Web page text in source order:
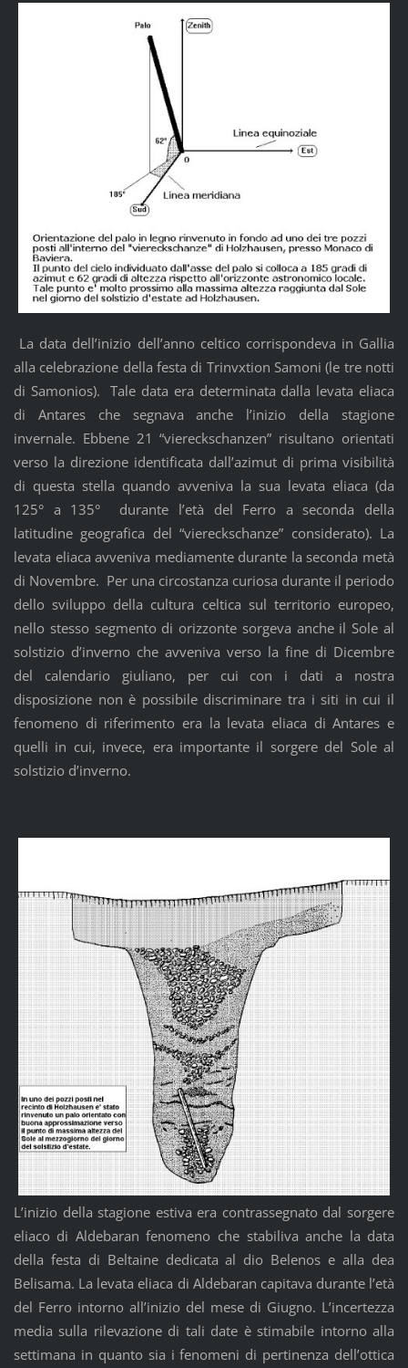
La data dell’inizio dell’anno celtico corrispondeva in Gallia
alla celebrazione della festa di Trinvxtion Samoni (le tre notti
di Samonios). Tale data era determinata dalla levata eliaca
di Antares che segnava anche l’inizio della stagione
invernale. Ebbene 21 “viereckschanzen” risultano orientati
verso la direzione identificata dall’azimut di prima visibilità
di questa stella quando avveniva la sua levata eliaca (da
125° a 135° durante l’età del Ferro a seconda della
latitudine geografica del “viereckschanze” considerato). La
levata eliaca avveniva mediamente durante la seconda metà
di Novembre. Per una circostanza curiosa durante il periodo
dello sviluppo della cultura celtica sul territorio europeo,
nello stesso segmento di orizzonte sorgeva anche il Sole al
solstizio d’inverno che avveniva verso la fine di Dicembre
del calendario giuliano, per cui con i dati a nostra
disposizione non è possibile discriminare tra i siti in cui il
fenomeno di riferimento era la levata eliaca di Antares e
quelli in cui, invece, era importante il sorgere del Sole al
solstizio d’inverno.
L’inizio della stagione estiva era contrassegnato dal sorgere
eliaco di Aldebaran fenomeno che stabiliva anche la data
della festa di Beltaine dedicata al dio Belenos e alla dea
Belisama. La levata eliaca di Aldebaran capitava durante l’età
del Ferro intorno all’inizio del mese di Giugno. L’incertezza
media sulla rilevazione di tali date è stimabile intorno alla
settimana in quanto sia i fenomeni di pertinenza dell’ottica